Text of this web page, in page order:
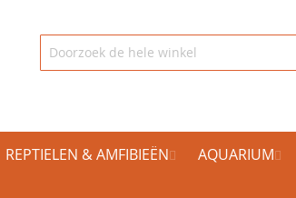
REPTIELEN & AMFIBIEËN AQUARIUM